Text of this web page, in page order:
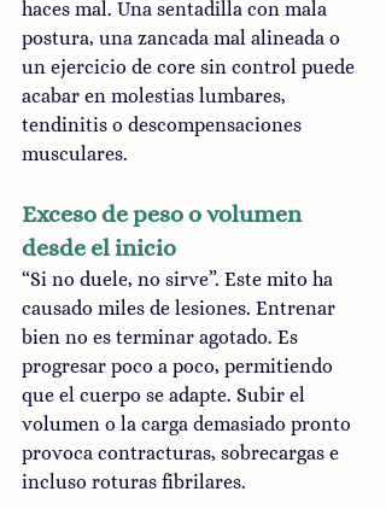
haces mal. Una sentadilla con mala
postura, una zancada mal alineada o
un ejercicio de core sin control puede
acabar en molestias lumbares,
tendinitis o descompensaciones
musculares.
Exceso de peso o volumen
desde el inicio
“Si no duele, no sirve”. Este mito ha
causado miles de lesiones. Entrenar
bien no es terminar agotado. Es
progresar poco a poco, permitiendo
que el cuerpo se adapte. Subir el
volumen o la carga demasiado pronto
provoca contracturas, sobrecargas e
incluso roturas fibrilares.